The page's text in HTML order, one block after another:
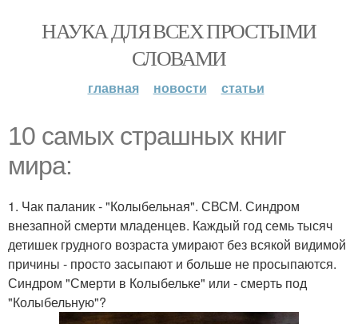
НАУКА ДЛЯ ВСЕХ ПРОСТЫМИ
СЛОВАМИ
главная новости статьи
10 самых страшных книг
мира:
1. Чак паланик - "Колыбельная". СВСМ. Синдром
внезапной смерти младенцев. Каждый год семь тысяч
детишек грудного возраста умирают без всякой видимой
причины - просто засыпают и больше не просыпаются.
Синдром "Смерти в Колыбельке" или - смерть под
"Колыбельную"?